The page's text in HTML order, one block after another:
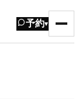
予約▾